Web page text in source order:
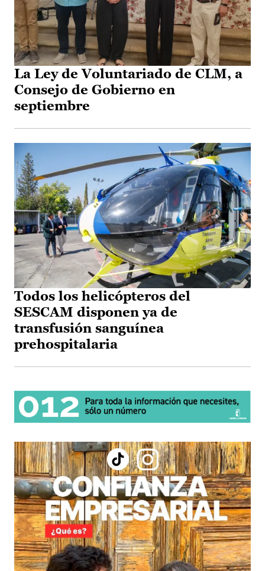
La Ley de Voluntariado de CLM, a
Consejo de Gobierno en
septiembre
Todos los helicópteros del
SESCAM disponen ya de
transfusión sanguínea
prehospitalaria